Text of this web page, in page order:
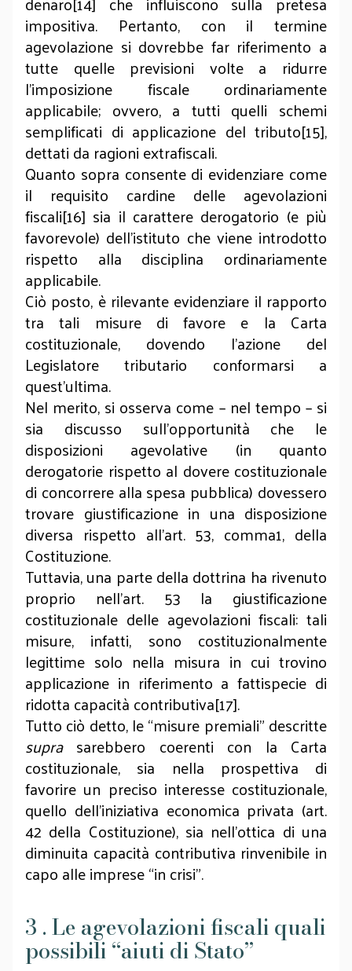
impositiva. Pertanto, con il termine
agevolazione si dovrebbe far riferimento a
tutte quelle previsioni volte a ridurre
l’imposizione fiscale ordinariamente
applicabile; ovvero, a tutti quelli schemi
semplificati di applicazione del tributo[15],
dettati da ragioni extrafiscali.
Quanto sopra consente di evidenziare come
il requisito cardine delle agevolazioni
fiscali[16] sia il carattere derogatorio (e più
favorevole) dell’istituto che viene introdotto
rispetto alla disciplina ordinariamente
applicabile.
Ciò posto, è rilevante evidenziare il rapporto
tra tali misure di favore e la Carta
costituzionale, dovendo l’azione del
Legislatore tributario conformarsi a
quest’ultima.
Nel merito, si osserva come – nel tempo – si
sia discusso sull’opportunità che le
disposizioni agevolative (in quanto
derogatorie rispetto al dovere costituzionale
di concorrere alla spesa pubblica) dovessero
trovare giustificazione in una disposizione
diversa rispetto all’art. 53, comma1, della
Costituzione.
Tuttavia, una parte della dottrina ha rivenuto
proprio nell’art. 53 la giustificazione
costituzionale delle agevolazioni fiscali: tali
misure, infatti, sono costituzionalmente
legittime solo nella misura in cui trovino
applicazione in riferimento a fattispecie di
ridotta capacità contributiva[17].
Tutto ciò detto, le “misure premiali” descritte
suprasarebbero coerenti con la Carta
costituzionale, sia nella prospettiva di
favorire un preciso interesse costituzionale,
quello dell’iniziativa economica privata (art.
42 della Costituzione), sia nell’ottica di una
diminuita capacità contributiva rinvenibile in
capo alle imprese “in crisi”.
3 . Le agevolazioni fiscali quali
possibili “aiuti di Stato”